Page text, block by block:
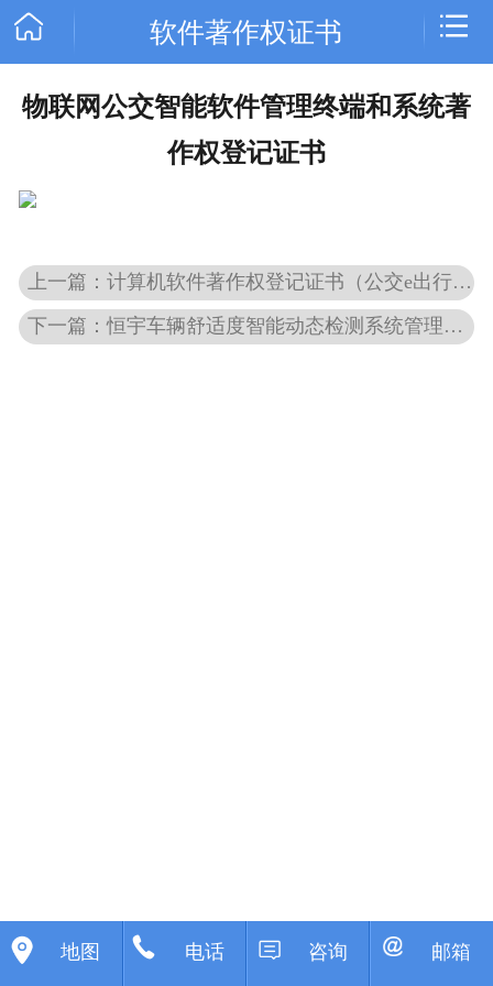
网站首页
关于恒宇
产品中心
客户案例
软件著作权证书
物联网公交智能软件管理终端和系统著
作权登记证书
上一篇：计算机软件著作权登记证书（公交e出行查询系统）
下一篇：恒宇车辆舒适度智能动态检测系统管理软件
地图 电话 咨询 邮箱